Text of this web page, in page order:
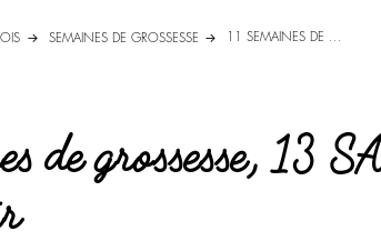
SEMAINES DE GROSSESSE 11 SEMAINES DE ...
de grossesse, 13